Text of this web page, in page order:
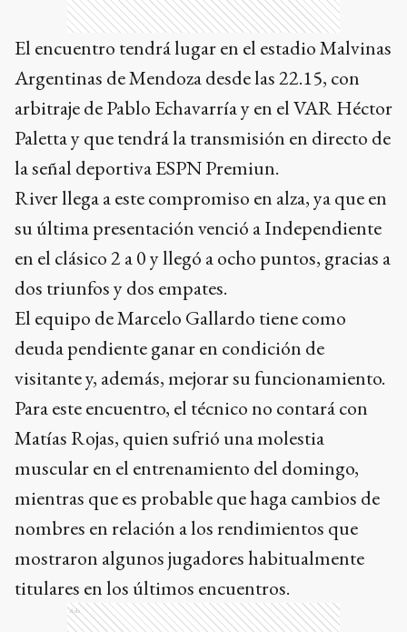
El encuentro tendrá lugar en el estadio Malvinas
Argentinas de Mendoza desde las 22.15, con
arbitraje de Pablo Echavarría y en el VAR Héctor
Paletta y que tendrá la transmisión en directo de
la señal deportiva ESPN Premiun.
River llega a este compromiso en alza, ya que en
su última presentación venció a Independiente
en el clásico 2 a 0 y llegó a ocho puntos, gracias a
dos triunfos y dos empates.
El equipo de Marcelo Gallardo tiene como
deuda pendiente ganar en condición de
visitante y, además, mejorar su funcionamiento.
Para este encuentro, el técnico no contará con
Matías Rojas, quien sufrió una molestia
muscular en el entrenamiento del domingo,
mientras que es probable que haga cambios de
nombres en relación a los rendimientos que
mostraron algunos jugadores habitualmente
titulares en los últimos encuentros.
Ads